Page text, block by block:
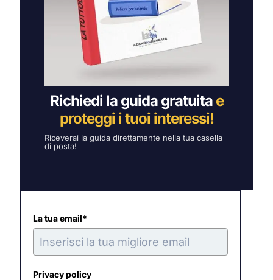
Richiedi la guida gratuita e
proteggi i tuoi interessi!
Riceverai la guida direttamente nella tua casella
di posta!
La tua email*
Privacy policy